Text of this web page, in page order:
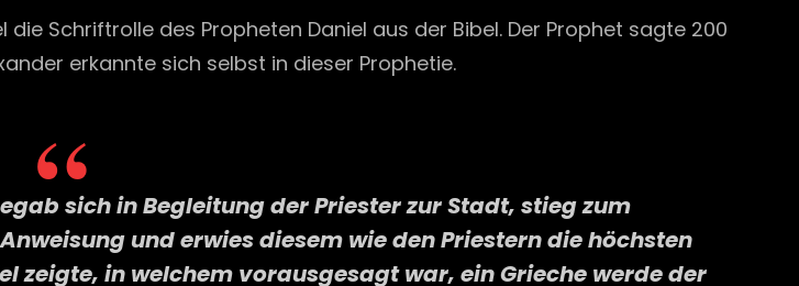
Schriftrolle des Propheten Daniel aus der Bibel. Der Prophet sagte 200
erkannte sich selbst in dieser Prophetie.
sich in Begleitung der Priester zur Stadt, stieg zum
und erwies diesem wie den Priestern die höchsten
zeigte, in welchem vorausgesagt war, ein Grieche werde der